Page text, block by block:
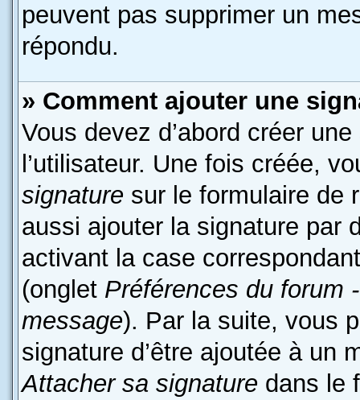
peuvent pas supprimer un
répondu.
» Comment ajouter une
Vous devez d’abord créer
l’utilisateur. Une fois créée,
signature sur le formulaire de
aussi ajouter la signature par
activant la case
(onglet Préférences du forum
message). Par la suite, vous
signature d’être ajoutée à un
Attacher sa signature dans le